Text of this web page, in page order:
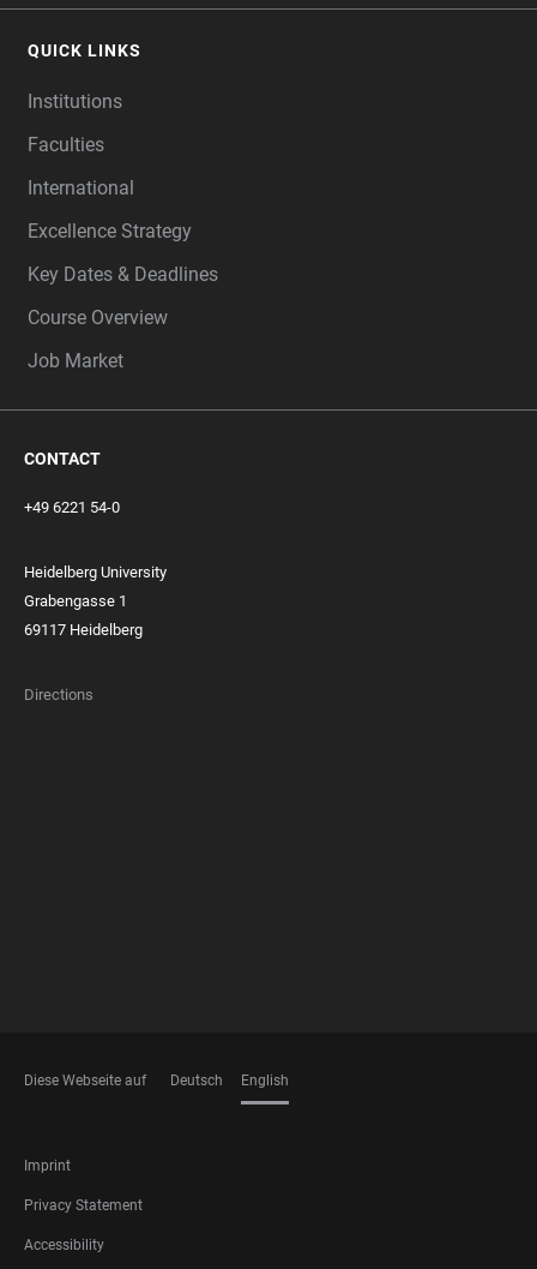
QUICK LINKS
Institutions
Faculties
International
Excellence Strategy
Key Dates & Deadlines
Course Overview
Job Market
CONTACT
+49 6221 54-0
Heidelberg University
Grabengasse 1
69117 Heidelberg
Directions
Diese Webseite auf Deutsch English
FOOTER
LEGAL
Imprint
Privacy Statement
Accessibility